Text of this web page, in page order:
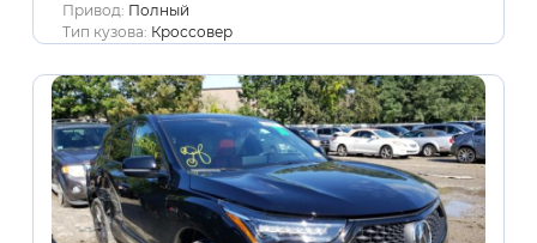
Привод: Полный
Тип кузова: Кроссовер